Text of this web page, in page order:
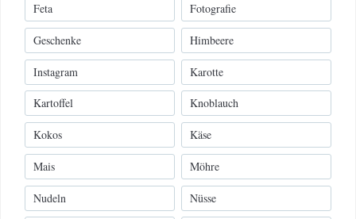
Feta Fotografie
Geschenke Himbeere
Instagram Karotte
Kartoffel Knoblauch
Kokos Käse
Mais Möhre
Nudeln Nüsse